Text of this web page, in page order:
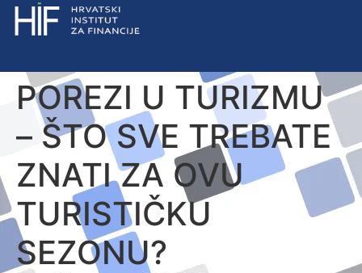
POREZI U TURIZMU
– ŠTO SVE TREBATE
ZNATI ZA OVU
TURISTIČKU
SEZONU?